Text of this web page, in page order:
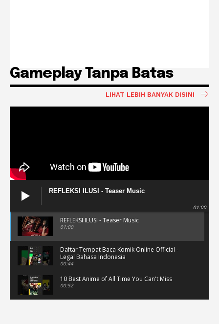
Gameplay Tanpa Batas
LIHAT LEBIH BANYAK DISINI
REFLEKSI ILUSI - Teaser Music
01:00
REFLEKSI ILUSI - Teaser Music
01:00
Daftar Tempat Baca Komik Online Official -
Legal Bahasa Indonesia
00:44
10 Best Anime of All Time You Can't Miss
00:52